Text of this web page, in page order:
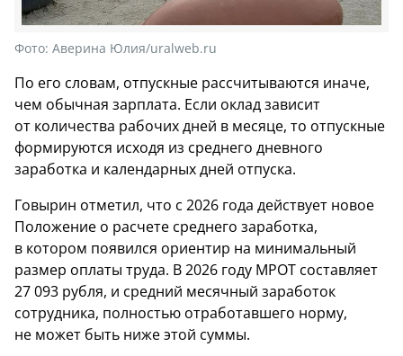
Фото: Аверина Юлия/uralweb.ru
По его словам, отпускные рассчитываются иначе,
чем обычная зарплата. Если оклад зависит
от количества рабочих дней в месяце, то отпускные
формируются исходя из среднего дневного
заработка и календарных дней отпуска.
Говырин отметил, что с 2026 года действует новое
Положение о расчете среднего заработка,
в котором появился ориентир на минимальный
размер оплаты труда. В 2026 году МРОТ составляет
27 093 рубля, и средний месячный заработок
сотрудника, полностью отработавшего норму,
не может быть ниже этой суммы.